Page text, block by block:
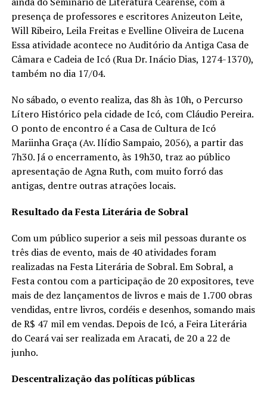
presença de professores e escritores Anizeuton Leite,
Will Ribeiro, Leila Freitas e Evelline Oliveira de Lucena
Essa atividade acontece no Auditório da Antiga Casa de
Câmara e Cadeia de Icó (Rua Dr. Inácio Dias, 1274-1370),
também no dia 17/04.
No sábado, o evento realiza, das 8h às 10h, o Percurso
Lítero Histórico pela cidade de Icó, com Cláudio Pereira.
O ponto de encontro é a Casa de Cultura de Icó
Mariinha Graça (Av. Ilídio Sampaio, 2056), a partir das
7h30. Já o encerramento, às 19h30, traz ao público
apresentação de Agna Ruth, com muito forró das
antigas, dentre outras atrações locais.
Resultado da Festa Literária de Sobral
Com um público superior a seis mil pessoas durante os
três dias de evento, mais de 40 atividades foram
realizadas na Festa Literária de Sobral. Em Sobral, a
Festa contou com a participação de 20 expositores, teve
mais de dez lançamentos de livros e mais de 1.700 obras
vendidas, entre livros, cordéis e desenhos, somando mais
de R$ 47 mil em vendas. Depois de Icó, a Feira Literária
do Ceará vai ser realizada em Aracati, de 20 a 22 de
junho.
Descentralização das políticas públicas